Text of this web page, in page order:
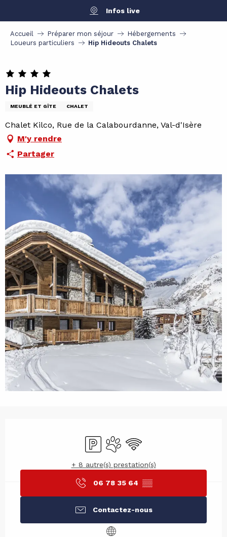
contenu
principal
Infos live
Accueil Préparer mon séjour
Hébergements
Loueurs particuliers
Hip Hideouts Chalets
Hip Hideouts Chalets
MEUBLÉ ET GÎTE CHALET
Chalet Kilco, Rue de la Calabourdanne, Val-d'Isère
M'y rendre
Partager
ParkingAnimaux acceptés
WiFi
+ 8 autre(s) prestation(s)
06 78 35 64 ▒▒
Contactez-nous